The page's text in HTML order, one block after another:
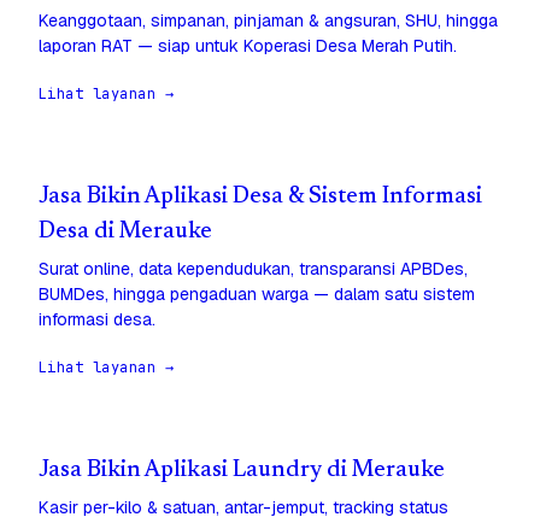
Keanggotaan, simpanan, pinjaman & angsuran, SHU, hingga
laporan RAT — siap untuk Koperasi Desa Merah Putih.
Lihat layanan →
Jasa Bikin Aplikasi Desa & Sistem Informasi
Desa di Merauke
Surat online, data kependudukan, transparansi APBDes,
BUMDes, hingga pengaduan warga — dalam satu sistem
informasi desa.
Lihat layanan →
Jasa Bikin Aplikasi Laundry di Merauke
Kasir per-kilo & satuan, antar-jemput, tracking status